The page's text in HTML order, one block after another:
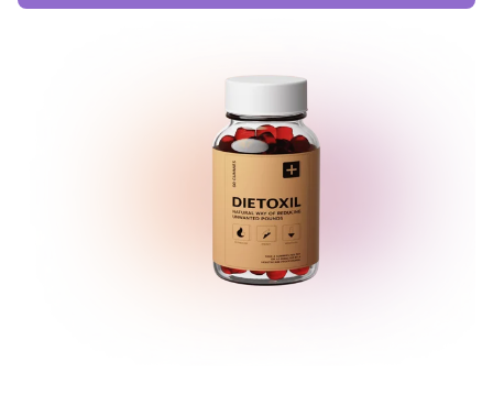
de tous les avantages sans aucun tracas.